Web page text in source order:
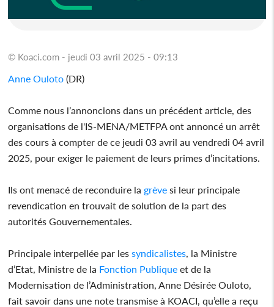
© Koaci.com - jeudi 03 avril 2025 - 09:13
Anne Ouloto (DR)
Comme nous l’annoncions dans un précédent article, des
organisations de l'IS-ΜΕΝΑ/METFPA ont annoncé un arrêt
des cours à compter de ce jeudi 03 avril au vendredi 04 avril
2025, pour exiger le paiement de leurs primes d’incitations.
Ils ont menacé de reconduire la grève si leur principale
revendication en trouvait de solution de la part des
autorités Gouvernementales.
Principale interpellée par lessyndicalistes , la Ministre
d’Etat, Ministre de la Fonction Publique et de la
Modernisation de l’Administration, Anne Désirée Ouloto,
fait savoir dans une note transmise à KOACI, qu’elle a reçu